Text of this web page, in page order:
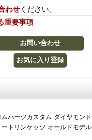
わせ ください。
重要事項
ムハーツカスタム ダイヤモンド
ートリンケッツ オールドモデル